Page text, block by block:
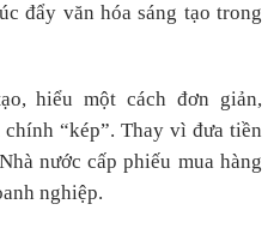
đẩy văn hóa sáng tạo trong
hiểu một cách đơn giản,
“kép”. Thay vì đưa tiền
nước cấp phiếu mua hàng
nghiệp.